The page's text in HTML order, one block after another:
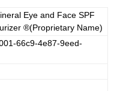
Eye and Face SPF
®(Proprietary Name)
66c9-4e87-9eed-